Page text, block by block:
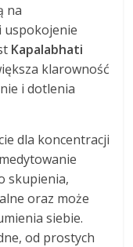
na
uspokojenie
Kapalabhati
klarowność
i dotlenia
dla koncentracji
skupienia,
oraz może
siebie.
od prostych